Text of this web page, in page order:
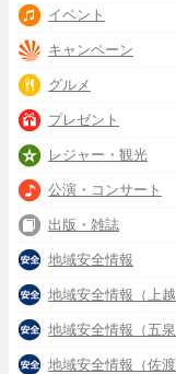
イベント
キャンペーン
グルメ
プレゼント
レジャー・観光
公演・コンサート
出版・雑誌
地域安全情報
地域安全情報（上越
地域安全情報（五
地域安全情報（佐渡